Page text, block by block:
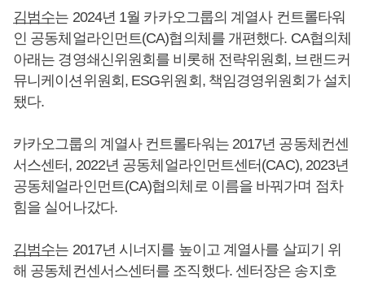
김범수는 2024년 1월 카카오그룹의 계열사 컨트롤타워
인 공동체얼라인먼트(CA)협의체를 개편했다. CA협의체
아래는 경영쇄신위원회를 비롯해 전략위원회, 브랜드커
뮤니케이션위원회, ESG위원회, 책임경영위원회가 설치
됐다.
카카오그룹의 계열사 컨트롤타워는 2017년 공동체컨센
서스센터, 2022년 공동체얼라인먼트센터(CAC), 2023년
공동체얼라인먼트(CA)협의체로 이름을 바꿔가며 점차
힘을 실어나갔다.
김범수는 2017년 시너지를 높이고 계열사를 살피기 위
해 공동체컨센서스센터를 조직했다. 센터장은 송지호